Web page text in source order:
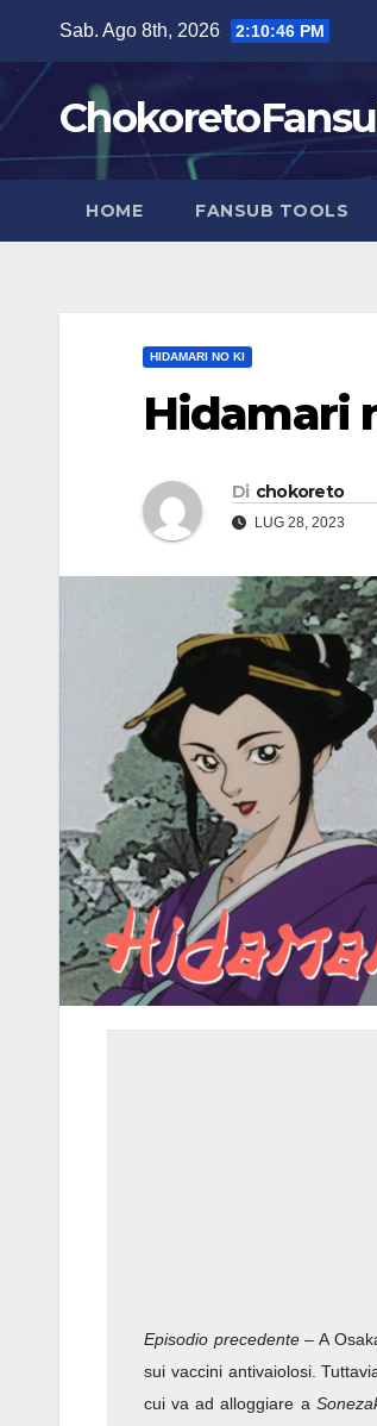
contenuto
Sab. Ago 8th, 2026 2:10:47 PM
HOME FANSUB TOOLS
HIDAMARI NO KI
Hidamari
Di chokoreto
LUG 28, 2023
Episodio precedente– A
sui vaccini antivaiolosi.
cui va ad alloggiare a